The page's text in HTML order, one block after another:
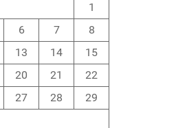
1
6 7
8
13 14
15
20 21
22
27 28
29